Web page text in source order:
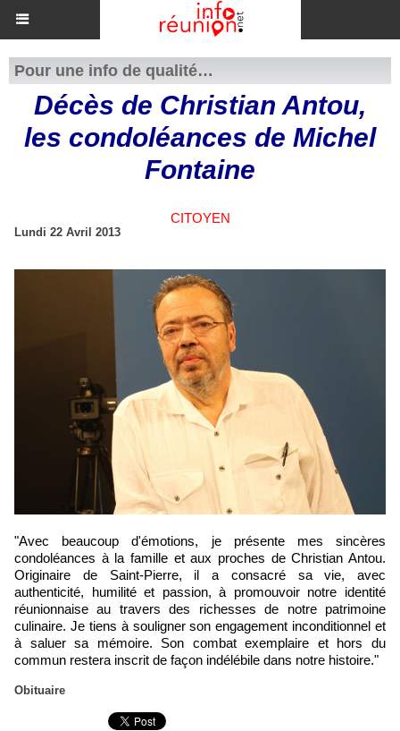
Pour une info de qualité…
Décès de Christian Antou,
les condoléances de Michel
Fontaine
CITOYEN
Lundi 22 Avril 2013
"Avec beaucoup d'émotions, je présente mes sincères
condoléances à la famille et aux proches de Christian Antou.
Originaire de Saint-Pierre, il a consacré sa vie, avec
authenticité, humilité et passion, à promouvoir notre identité
réunionnaise au travers des richesses de notre patrimoine
culinaire. Je tiens à souligner son engagement inconditionnel et
à saluer sa mémoire. Son combat exemplaire et hors du
commun restera inscrit de façon indélébile dans notre histoire."
Obituaire